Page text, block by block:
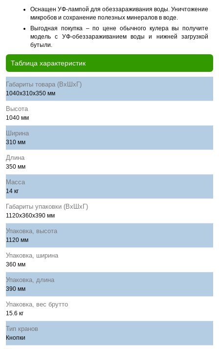
Оснащен УФ-лампой для обеззараживания воды. Уничтожение
микробов и сохранение полезных минералов в воде.
Выгодная покупка – по цене обычного кулера вы получите
модель с УФ-обеззараживанием воды и нижней загрузкой
бутыли.
Таблица характеристик
Габариты товара (ВхШхГ)
1040x310x350 мм
Высота
1040 мм
Ширина
310 мм
Длина
350 мм
Масса
14 кг
Габариты упаковки (ВхШхГ)
1120x360x390 мм
Упаковка, высота
1120 мм
Упаковка, ширина
360 мм
Упаковка, длина
390 мм
Упаковка, вес брутто
15.6 кг
Тип кранов
Кнопки